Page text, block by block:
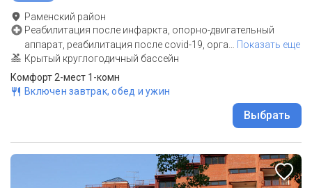
Раменский район
Реабилитация после инфаркта, опорно-двигательный
аппарат, реабилитация после covid-19, орга… Показать еще
Крытый круглогодичный бассейн
Комфорт 2-мест 1-комн
Включен завтрак, обед и ужин
Выбрать